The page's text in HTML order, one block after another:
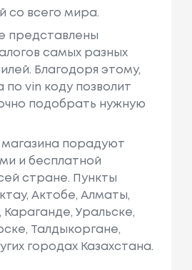
со всего мира.
представлены
самых разных
Благодоря этому,
по vin коду позволит
подобрать нужную
порадуют
и бесплатной
стране. Пункты
Актобе, Алматы,
Уральске,
Талдыкоргане,
городах Казахстана.